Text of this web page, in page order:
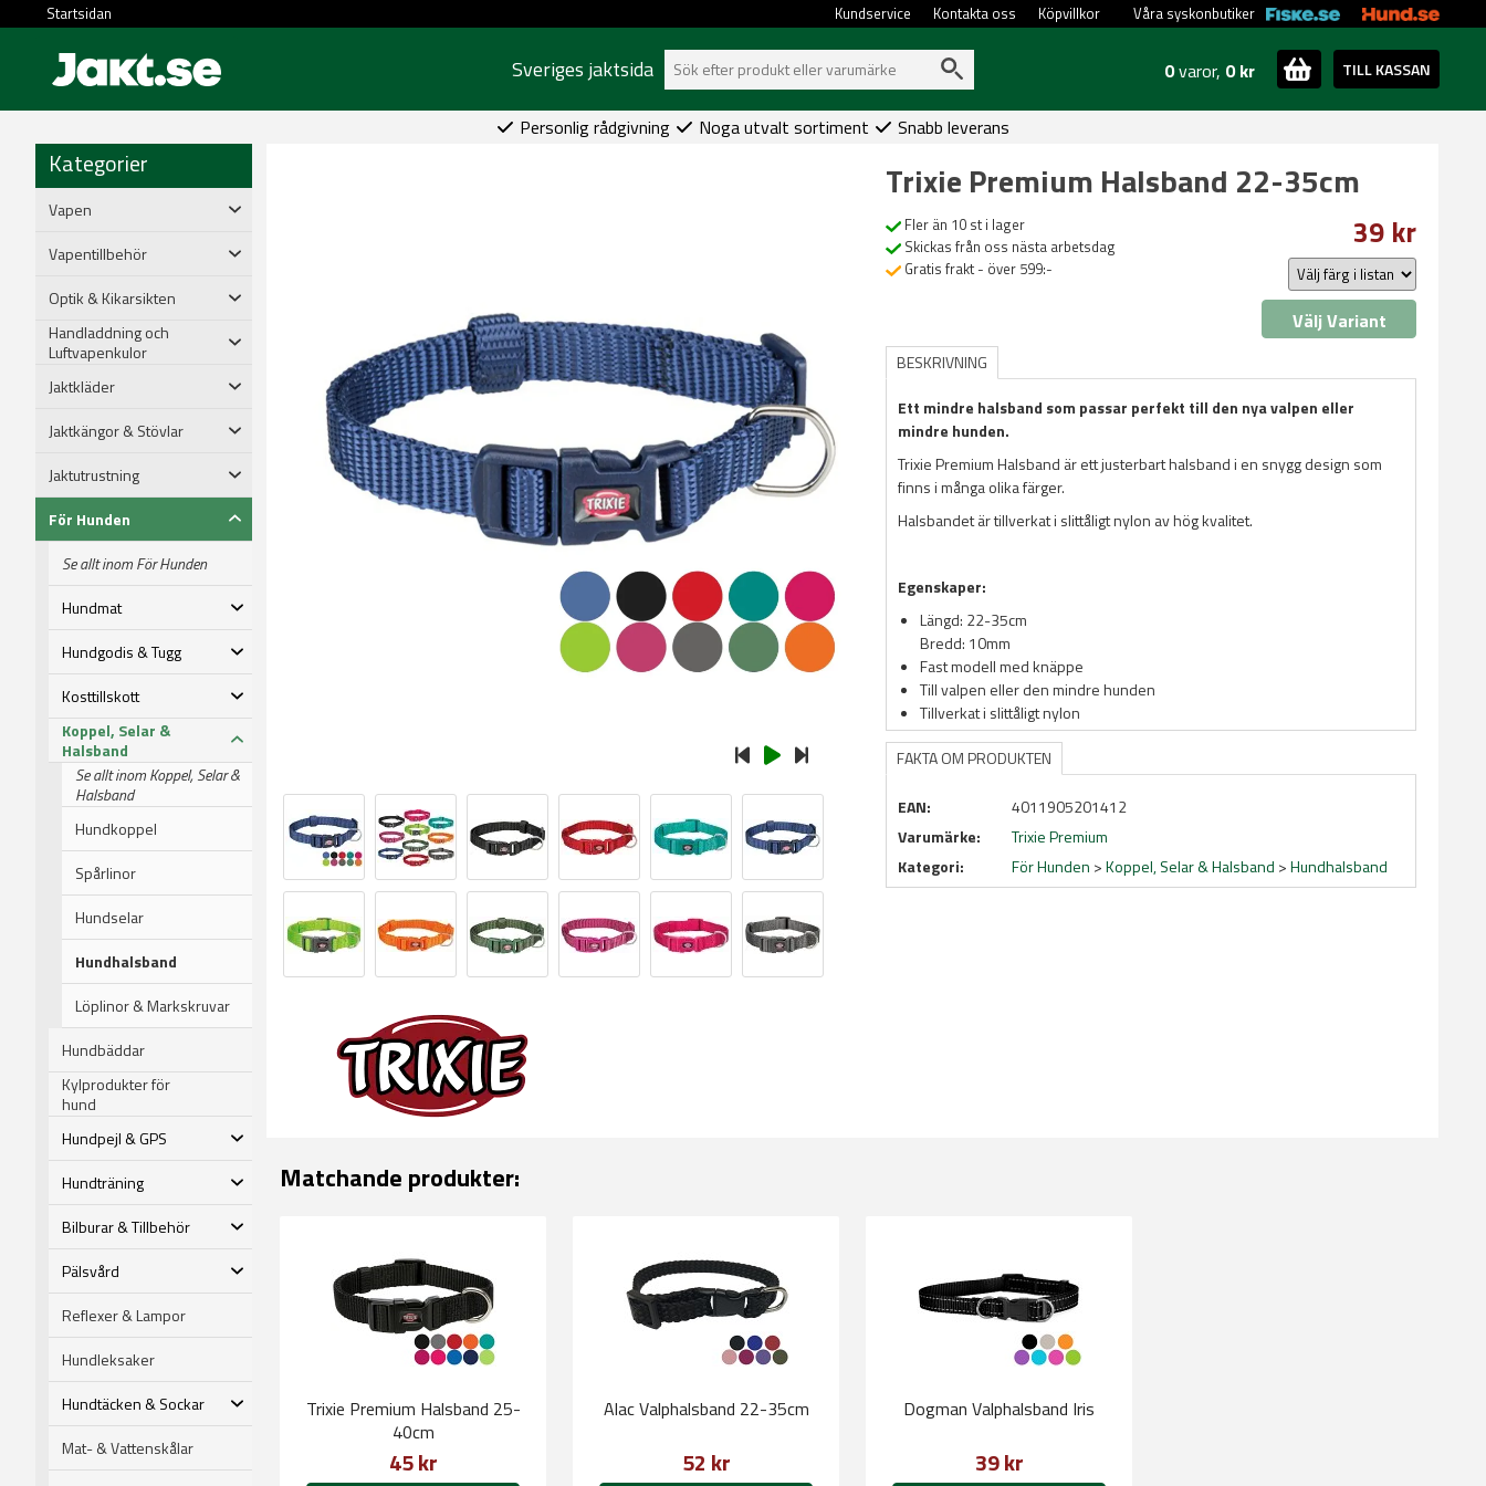
Startsidan Våra syskonbutiker
Köpvillkor
Kontakta oss
Kundservice
Sveriges jaktsida 0varor, 0 kr TILL KASSAN
Personlig rådgivning Noga utvalt sortiment Snabb leverans
Kategorier
Vapen
Vapentillbehör
Optik & Kikarsikten
Handladdning och
Luftvapenkulor
Jaktkläder
Jaktkängor & Stövlar
Jaktutrustning
För Hunden
Se allt inom För Hunden
Hundmat
Hundgodis & Tugg
Kosttillskott
Koppel, Selar &
Halsband
Se allt inom Koppel, Selar &
Halsband
Hundkoppel
Spårlinor
Hundselar
Hundhalsband
Löplinor & Markskruvar
Hundbäddar
Kylprodukter för
hund
Hundpejl & GPS
Hundträning
Bilburar & Tillbehör
Pälsvård
Reflexer & Lampor
Hundleksaker
Hundtäcken & Sockar
Mat- & Vattenskålar
Trixie Premium Halsband 22-35cm
Fler än 10 st i lager
Skickas från oss nästa arbetsdag
Gratis frakt - över 599:-
39 kr
Välj Variant
BESKRIVNING
Ett mindre halsband som passar perfekt till den nya valpen eller
mindre hunden.
Trixie Premium Halsband är ett justerbart halsband i en snygg design som
finns i många olika färger.
Halsbandet är tillverkat i slittåligt nylon av hög kvalitet.
Egenskaper:
Längd: 22-35cm
Bredd: 10mm
Fast modell med knäppe
Till valpen eller den mindre hunden
Tillverkat i slittåligt nylon
FAKTA OM PRODUKTEN
EAN:
4011905201412
Varumärke:
Trixie Premium
Kategori:
För Hunden >Koppel, Selar & Halsband >Hundhalsband
Matchande produkter:
Trixie Premium Halsband 25-
40cm
45 kr
Alac Valphalsband 22-35cm
52 kr
Dogman Valphalsband Iris
39 kr